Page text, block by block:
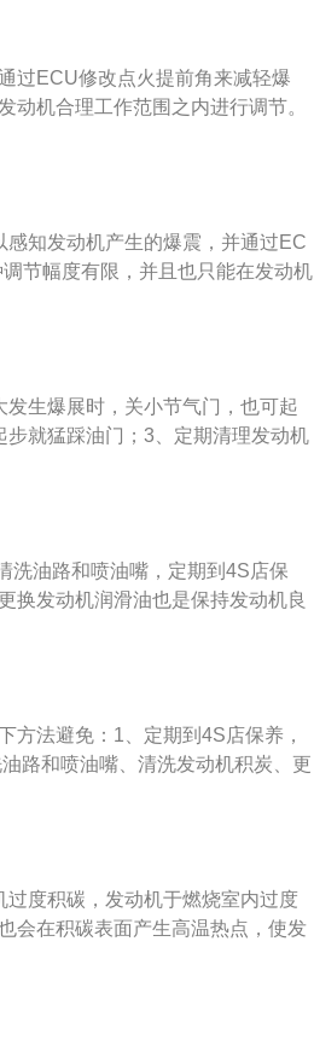
始由高压火花点燃，然后燃烧的火
都弓|燃这就是正常燃烧。如果在火
行发火，这种燃烧叫爆震，是不正
则即为发动机故障。
过ECU修改点火提前角来减轻爆
动机合理工作范围之内进行调节。
前角，不仅会削弱动力，升高油
发动机发生爆震时，应该做到以下
：高挡低速行驶方式容易造成发
处于较高挡位，转速提升不明显，
油路和喷油嘴。定期到4S店保养，
动机润滑油也是保持发动机良好状
4、适当选用高品质的燃油添加
在一定的程度上解决发动机爆震问
知发动机产生的爆震，并通过EC
节幅度有限，并且也只能在发动机
非正常工况下，一味延迟点火提
还应该做更多的工作。
生爆展时，关小节气门，也可起
就猛踩油门；3、定期清理发动机
换入低速挡；5、使用与规定相符
洗油路和喷油嘴，定期到4S店保
换发动机润滑油也是保持发动机良
的“国四”汽车，建议每5000公里
的燃油添加剂也可以在一定的程度
脑筋的问题。这里有一个奇怪的悖
信任的产品。真是让消费者有些为
方法避免：1、定期到4S店保养，
路和喷油嘴、清洗发动机积炭、更
种方法；2、定期检查冷却液水
的现象，不仅会导致动力下降油耗
候会引起敲缸、发动机熄火以及发
失。所以，当发动机发生爆震时，
度积碳，发动机于燃烧室内过度
会在积碳表面产生高温热点，使发
的环境使得进气温度过高，或是
而燃烧温度提高会造成发动机温度